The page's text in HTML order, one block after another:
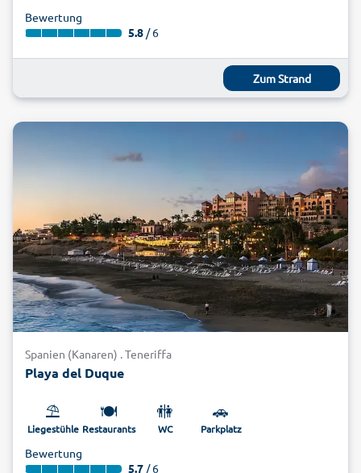
Bewertung
5.8 / 6
Zum Strand
Spanien (Kanaren) . Teneriffa
Playa del Duque
⛱️
Liegestühle
🍽️
Restaurants
🚻
WC
🚗
Parkplatz
Bewertung
5.7 / 6